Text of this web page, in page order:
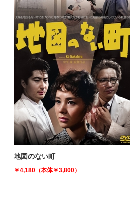
地図のない町
￥4,180（本体￥3,800）